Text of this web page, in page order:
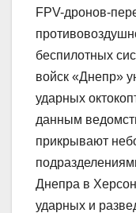
FPV-дронов-
беспилотных
войск «Днепр»
ударных
данным
прикрывают
Днепра в
ударных и